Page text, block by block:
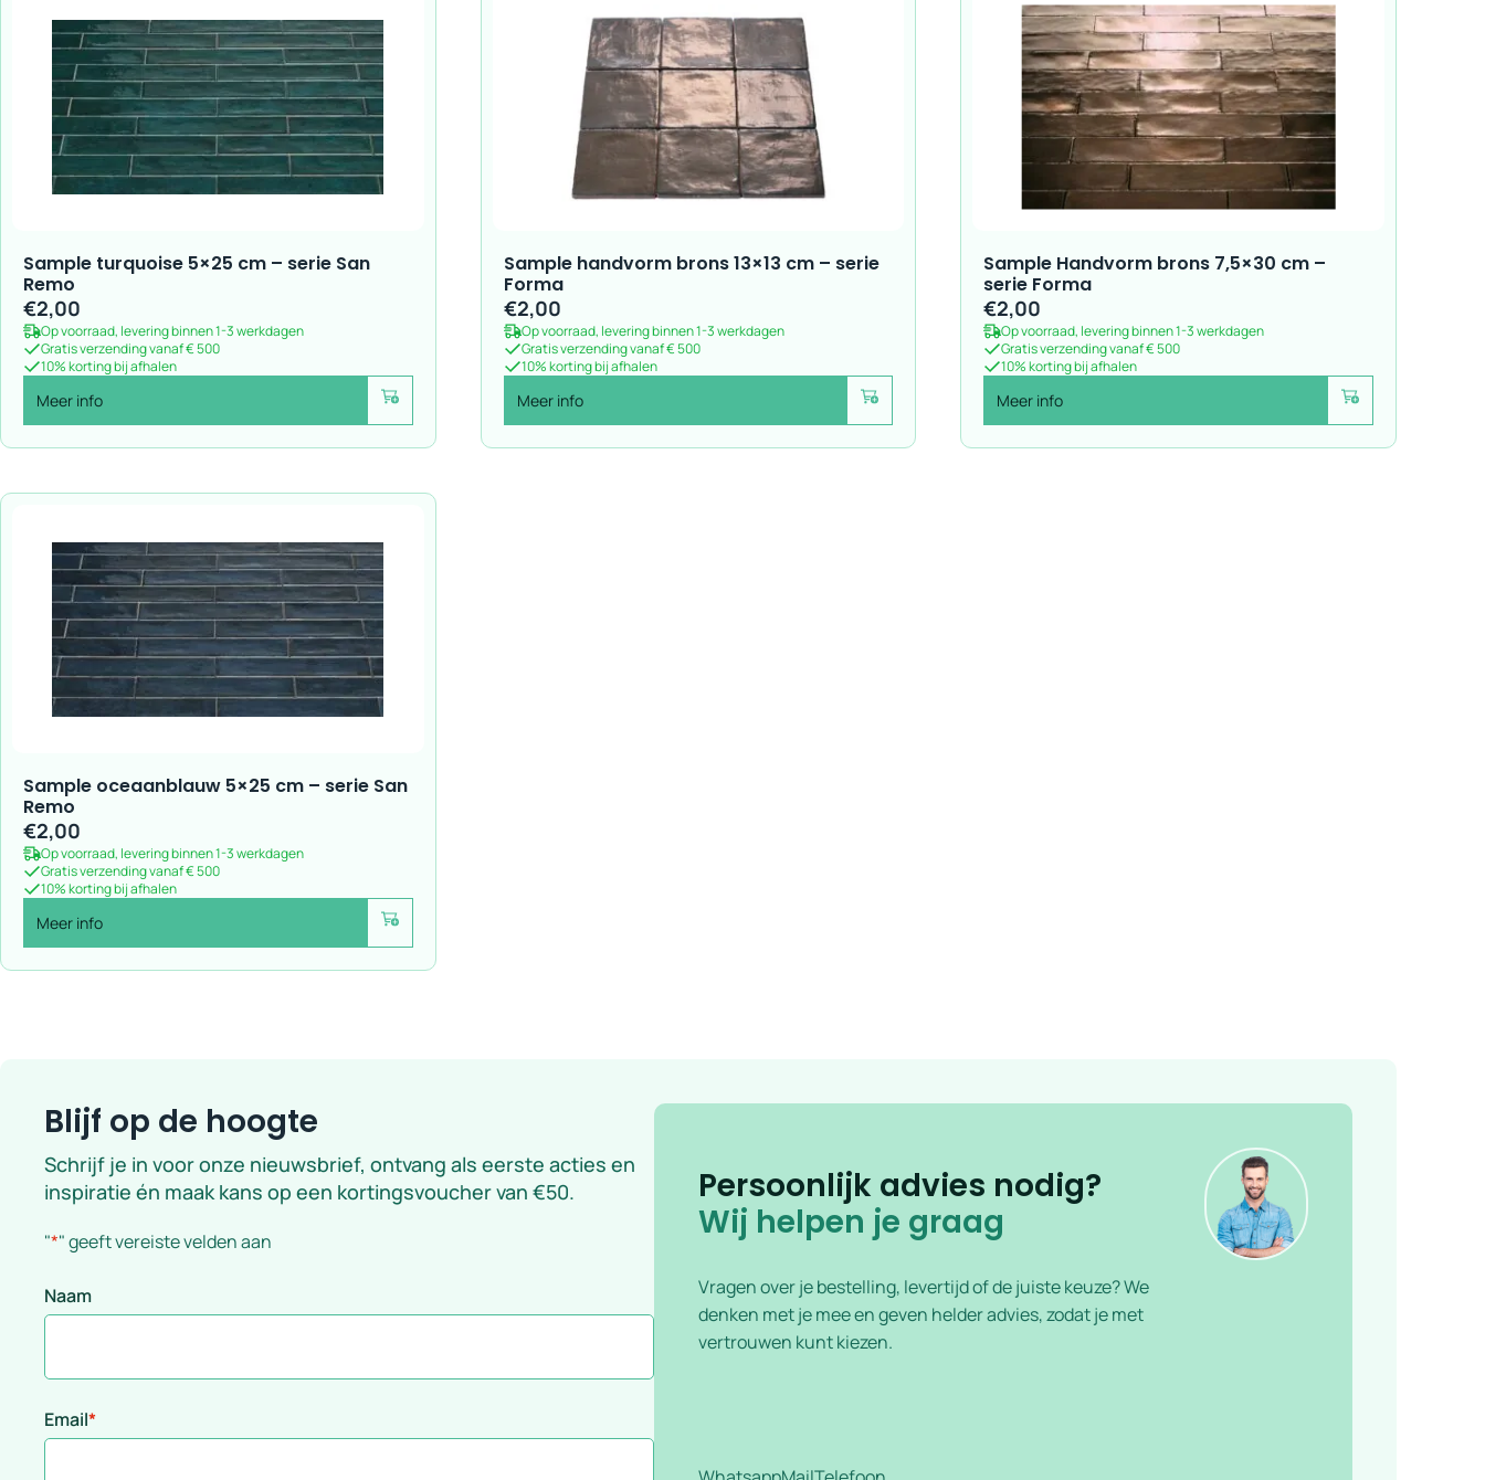
Sample turquoise 5×25 cm – serie San
Remo
€2,00
Op voorraad, levering binnen 1-3 werkdagen
Gratis verzending vanaf € 500
10% korting bij afhalen
Meer info Voeg toe
Sample handvorm brons 13×13 cm – serie
Forma
€2,00
Op voorraad, levering binnen 1-3 werkdagen
Gratis verzending vanaf € 500
10% korting bij afhalen
Meer info Voeg toe
Sample Handvorm brons 7,5×30 cm –
serie Forma
€2,00
Op voorraad, levering binnen 1-3 werkdagen
Gratis verzending vanaf € 500
10% korting bij afhalen
Meer info Voeg toe
Sample oceaanblauw 5×25 cm – serie San
Remo
€2,00
Op voorraad, levering binnen 1-3 werkdagen
Gratis verzending vanaf € 500
10% korting bij afhalen
Meer info Voeg toe
Blijf op de hoogte
Schrijf je in voor onze nieuwsbrief, ontvang als eerste acties en
inspiratie én maak kans op een kortingsvoucher van €50.
"*" geeft vereiste velden aan
Naam
Email*
Persoonlijk advies nodig?
Wij helpen je graag
Vragen over je bestelling, levertijd of de juiste keuze? We
denken met je mee en geven helder advies, zodat je met
vertrouwen kunt kiezen.